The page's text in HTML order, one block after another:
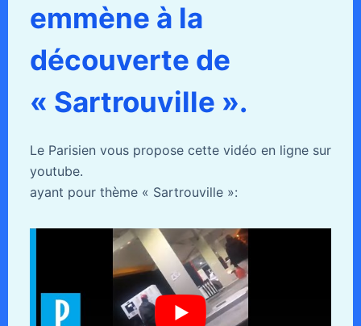
emmène à la
découverte de
« Sartrouville ».
Le Parisien vous propose cette vidéo en ligne sur
youtube.
ayant pour thème « Sartrouville »: